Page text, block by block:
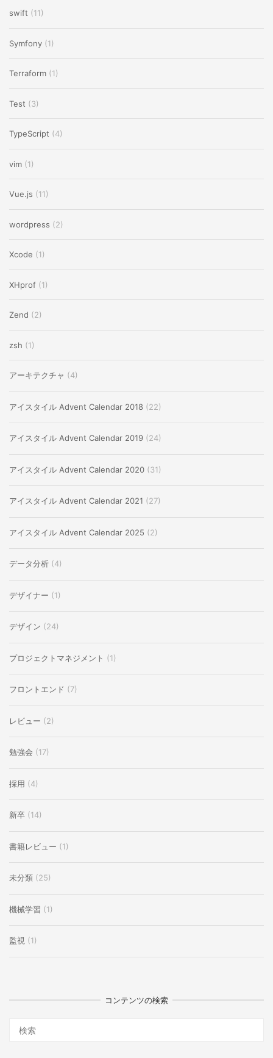
swift (11)
Symfony (1)
Terraform (1)
Test (3)
TypeScript (4)
vim (1)
Vue.js (11)
wordpress (2)
Xcode (1)
XHprof (1)
Zend (2)
zsh (1)
アーキテクチャ (4)
アイスタイル Advent Calendar 2018 (22)
アイスタイル Advent Calendar 2019 (24)
アイスタイル Advent Calendar 2020 (31)
アイスタイル Advent Calendar 2021 (27)
アイスタイル Advent Calendar 2025 (2)
データ分析 (4)
デザイナー (1)
デザイン (24)
プロジェクトマネジメント (1)
フロントエンド (7)
レビュー (2)
勉強会 (17)
採用 (4)
新卒 (14)
書籍レビュー (1)
未分類 (25)
機械学習 (1)
監視 (1)
コンテンツの検索